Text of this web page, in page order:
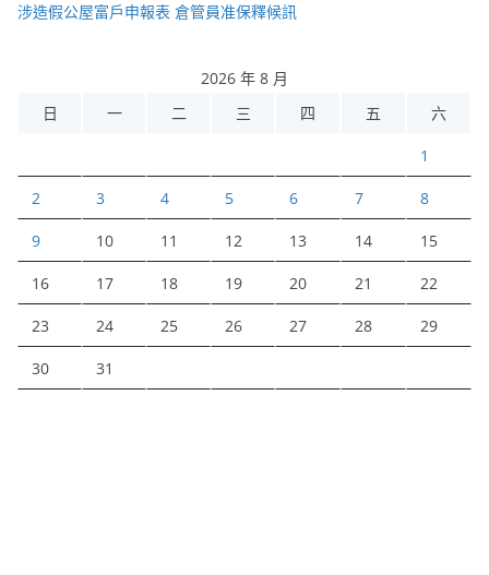
涉造假公屋富戶申報表 倉管員准保釋候訊
2026 年 8 月
日
一 二 三 四 五 六
1
2 3 4 5 6 7 8
9 10 11 12 13 14 15
16 17 18 19 20 21 22
23 24 25 26 27 28 29
30 31